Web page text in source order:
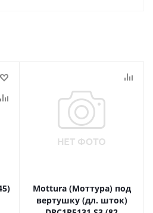
Mottura (Моттура) под
вертушку (дл. шток)